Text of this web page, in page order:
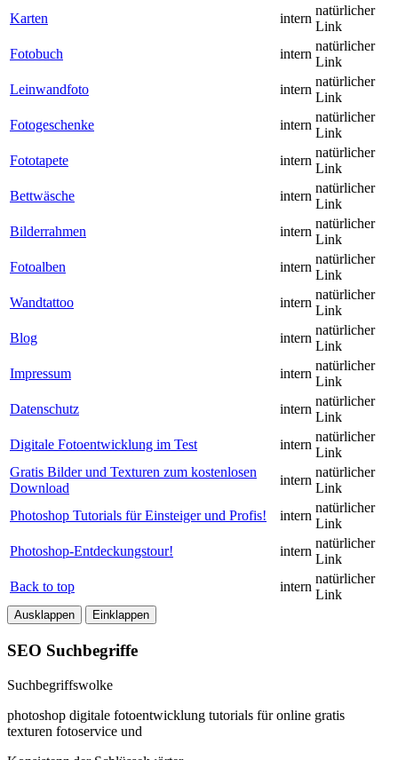
Karten
intern
natürlicher
Link
Fotobuch
intern
natürlicher
Link
Leinwandfoto
intern
natürlicher
Link
Fotogeschenke
intern
natürlicher
Link
Fototapete
intern
natürlicher
Link
Bettwäsche
intern
natürlicher
Link
Bilderrahmen
intern
natürlicher
Link
Fotoalben
intern
natürlicher
Link
Wandtattoo
intern
natürlicher
Link
Blog
intern
natürlicher
Link
Impressum
intern
natürlicher
Link
Datenschutz
intern
natürlicher
Link
Digitale Fotoentwicklung im Test
intern
natürlicher
Link
Gratis Bilder und Texturen zum kostenlosen
Download
intern
natürlicher
Link
Photoshop Tutorials für Einsteiger und Profis!
intern
natürlicher
Link
Photoshop-Entdeckungstour!
intern
natürlicher
Link
Back to top
intern
natürlicher
Link
Ausklappen Einklappen
SEO Suchbegriffe
Suchbegriffswolke
photoshop digitale fotoentwicklung tutorials für online gratis
texturen fotoservice und